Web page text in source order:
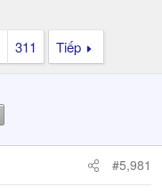
311 Tiếp
#5,981